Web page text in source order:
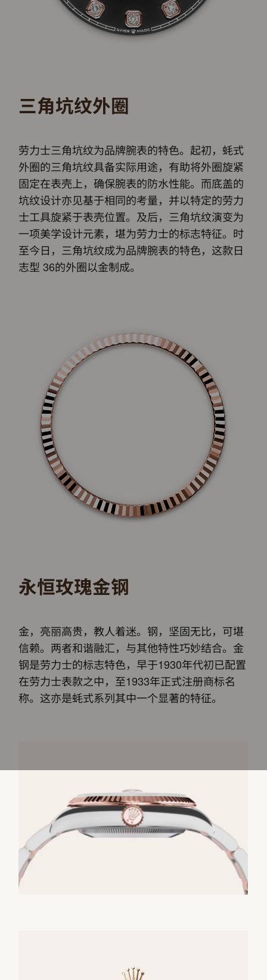
三角坑纹外圈
劳力士三角坑纹为品牌腕表的特色。起初，蚝式
外圈的三角坑纹具备实际用途，有助将外圈旋紧
固定在表壳上，确保腕表的防水性能。而底盖的
坑纹设计亦见基于相同的考量，并以特定的劳力
士工具旋紧于表壳位置。及后，三角坑纹演变为
一项美学设计元素，堪为劳力士的标志特征。时
至今日，三角坑纹成为品牌腕表的特色，这款日
志型 36的外圈以金制成。
永恒玫瑰金钢
金，亮丽高贵，教人着迷。钢，坚固无比，可堪
信赖。两者和谐融汇，与其他特性巧妙结合。金
钢是劳力士的标志特色，早于1930年代初已配置
在劳力士表款之中，至1933年正式注册商标名
称。这亦是蚝式系列其中一个显著的特征。